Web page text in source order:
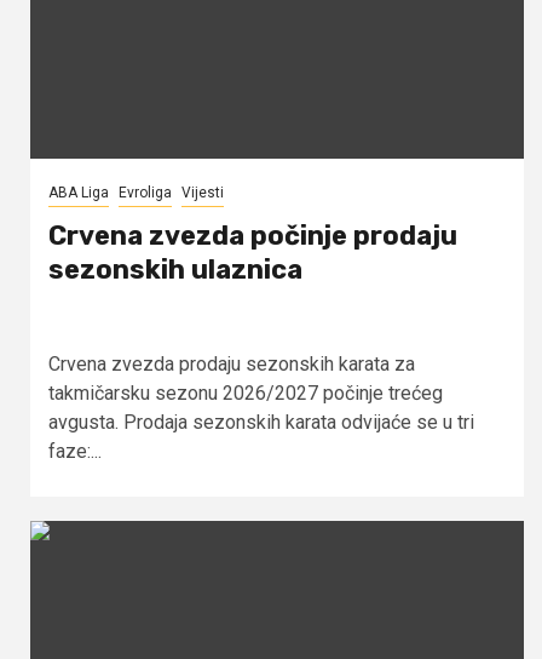
ABA Liga Evroliga Vijesti
Crvena zvezda počinje prodaju
sezonskih ulaznica
Crvena zvezda prodaju sezonskih karata za
takmičarsku sezonu 2026/2027 počinje trećeg
avgusta. Prodaja sezonskih karata odvijaće se u tri
faze:...